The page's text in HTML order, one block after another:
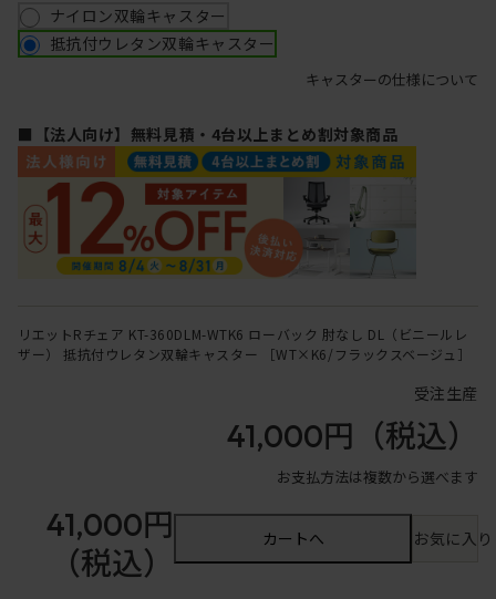
ナイロン双輪キャスター
抵抗付ウレタン双輪キャスター
キャスターの仕様について
■【法人向け】無料見積・4台以上まとめ割対象商品
リエットRチェア KT-360DLM-WTK6 ローバック 肘なし DL（ビニールレ
ザー） 抵抗付ウレタン双輪キャスター ［WT×K6/フラックスベージュ］
受注生産
41,000円 （税込）
お支払方法は複数から選べます
41,000円
（税込）
カートへ お気に入